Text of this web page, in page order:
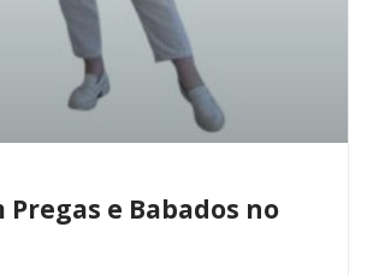
Pregas e Babados no